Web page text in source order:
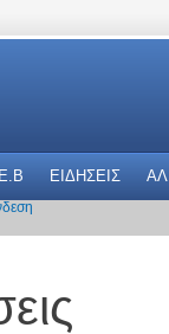
ΕΙΔΗΣΕΙΣ